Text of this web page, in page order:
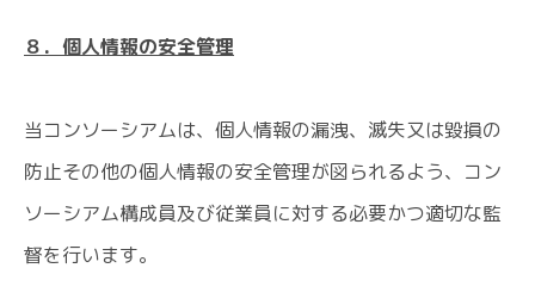
８．個人情報の安全管理
当コンソーシアムは、個人情報の漏洩、滅失又は毀損の
防止その他の個人情報の安全管理が図られるよう、コン
ソーシアム構成員及び従業員に対する必要かつ適切な監
督を行います。